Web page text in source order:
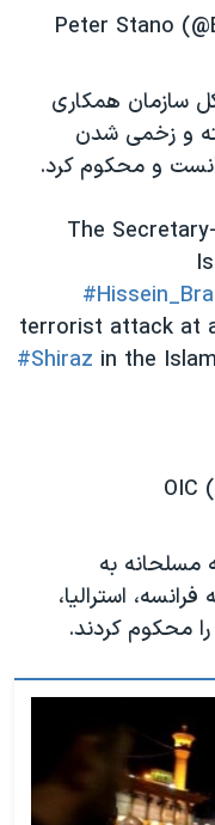
سازمان همکاری
و زخمی شدن
و محکوم کرد.
The
terrorist attack at
#Shiraz in the
مسلحانه به
استرالیا،
محکوم کردند.